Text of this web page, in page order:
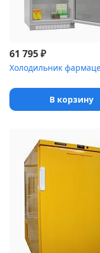
61 795₽
В корзину